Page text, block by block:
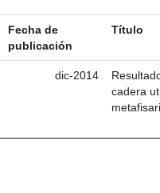
Fecha de
publicación
Título
dic-2014
cadera